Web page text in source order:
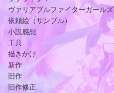
ヴァリアブルファイターガールズ
依頼絵（サンプル）
小説感想
工具
描きかけ
新作
旧作
旧作修正